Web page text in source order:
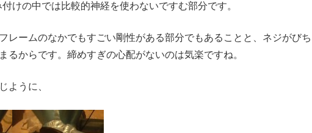
けの中では比較的神経を使わないですむ部分です。
レームのなかでもすごい剛性がある部分でもあることと、ネジがびち
るからです。締めすぎの心配がないのは気楽ですね。
ように、